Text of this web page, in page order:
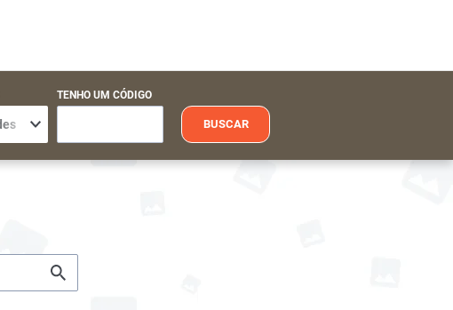
TENHO UM CÓDIGO
BUSCAR